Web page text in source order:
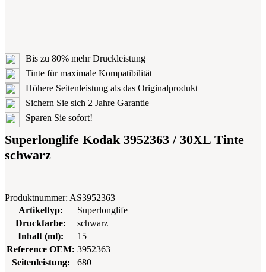
Bis zu 80% mehr Druckleistung
Tinte für maximale Kompatibilität
Höhere Seitenleistung als das Originalprodukt
Sichern Sie sich 2 Jahre Garantie
Sparen Sie sofort!
Superlonglife Kodak 3952363 / 30XL Tinte
schwarz
Produktnummer: AS3952363
Artikeltyp:
Superlonglife
Druckfarbe:
schwarz
Inhalt (ml):
15
Reference OEM: 3952363
Seitenleistung:
680